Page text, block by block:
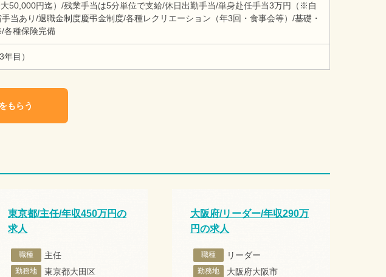
50,000円迄）/残業手当は5分単位で支給/休日出勤手当/単身赴任手当3万円（※自
当あり/退職金制度慶弔金制度/各種レクリエーション（年3回・食事会等）/基礎・
各種保険完備
目）
もらう
東京都/主任/年収450万円の
求人
職種 主任
勤務地 東京都大田区
大阪府/リーダー/年収290万
円の求人
職種 リーダー
勤務地 大阪府大阪市